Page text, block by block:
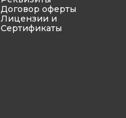
Договор оферты
Лицензии и
Сертификаты